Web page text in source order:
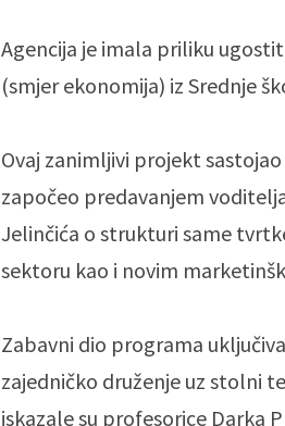
Agencija je imala priliku
(smjer ekonomija) iz Srednje
Ovaj zanimljivi projekt
započeo predavanjem
Jelinčića o strukturi same
sektoru kao i novim
Zabavni dio programa
zajedničko druženje uz stolni
iskazale su profesorice Darka